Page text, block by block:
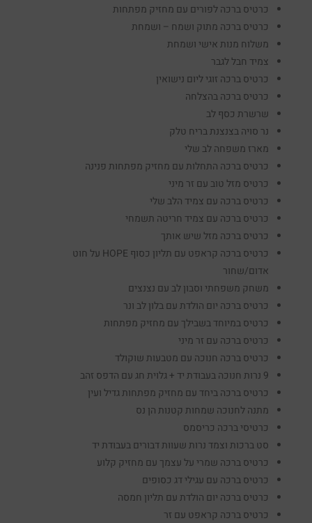
כרטיס ברכה לפורים עם מחזיק מפתחות
כרטיס ברכה מתוק ושמח – ושמחת
משלוח מנות אישי ושמחת
צמיד חבל לגבר
כרטיס ברכה זוגי ליום נישואין
כרטיס ברכה בהצלחה
שרשרת כסף לב
נר סויה בצנצנת בריח טלק
מארז משפחה לב שלי
כרטיס ברכה התחלות עם מחזיק מפתחות פנינה
כרטיס מזל טוב עם זר מיני
כרטיס ברכה עם צמיד הלב שלי
כרטיס ברכה עם צמיד חריטה תשמחי
כרטיס ברכה מזל שיש אותך
כרטיס ברכה קראפט עם תליון כסוף HOPE על חוט
אדום/שחור
משחק משפחתי וסבון לב עם נצנצים
כרטיס ברכה יום הולדת עם בלון לב ונר
כרטיס במיוחד בשבילך עם מחזיק מפתחות
כרטיס ברכה עם זר מיני
כרטיס ברכה חנוכה עם מטבעות שוקולד
9 נרות חנוכה בעבודת יד + גלוית חג עם הדפס זהב
כרטיס ברכה ביחד עם מחזיק מפתחות גדיל ועין
מתנה לחנוכה שמחות קטנות הן נס
כרטיסי ברכה כריסמס
סט ברכות וצמד נרות שעוות דבורים בעבודת יד
כרטיס ברכה שמרי על עצמך עם מחזיק קלוע
כרטיס ברכה עם עגילי דג כסופים
כרטיס ברכה יום הולדת עם תליון חמסה
כרטיס ברכה קראפט עם זר